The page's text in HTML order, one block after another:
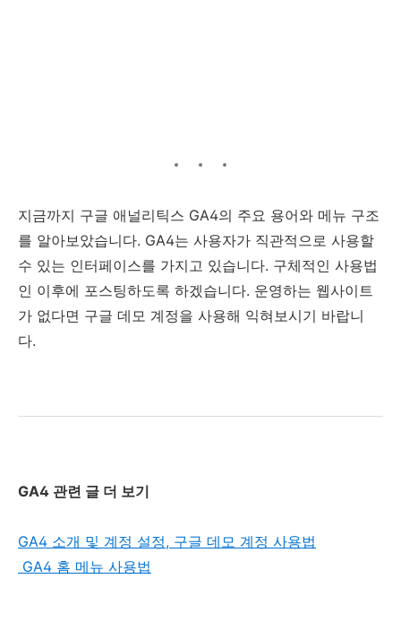
지금까지 구글 애널리틱스 GA4의 주요 용어와 메뉴 구조
를 알아보았습니다. GA4는 사용자가 직관적으로 사용할
수 있는 인터페이스를 가지고 있습니다. 구체적인 사용법
인 이후에 포스팅하도록 하겠습니다. 운영하는 웹사이트
가 없다면 구글 데모 계정을 사용해 익혀보시기 바랍니
다.
GA4 관련 글 더 보기
GA4 소개 및 계정 설정, 구글 데모 계정 사용법
GA4 홈 메뉴 사용법